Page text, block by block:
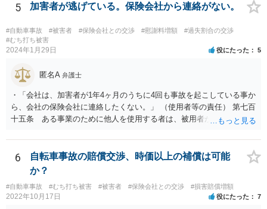
5 加害者が逃げている。保険会社から連絡がない。
#自動車事故 #被害者 #保険会社との交渉 #慰謝料増額
#過失割合の交渉
#むち打ち被害
2024年1月29日 役にたった 5
匿名A 弁護士
・「会社は、加害者が1年4ヶ月のうちに4回も事故を起こしている事か
ら、会社の保険会社に連絡したくない。」 （使用者等の責任） 第七百
十五条 ある事業のために他人を使用する者は、被用者がその事業の
用者が被用者の選任及びその事業の監督について相当の注意をしたと
き、又は相当の注意をしても損害が生ずべきであったときは、この限
りでない。 会社側の言い分に付き合わず、会社側への請求をお考えな
さったほうがよろしいかもしれません。加害ドライバーの任意保険が
本件に使えるか、使おうとするかが定かではありませんので。「1年4
ヶ月のうちに4回も事故」の事実は、会社から加害ドライバーへの責任
6
自転車事故の賠償交渉、時価以上の補償は可能
か？
#自動車事故 #むち打ち被害 #被害者 #保険会社との交渉 #損害賠償増額
2022年10月17日 役にたった 7